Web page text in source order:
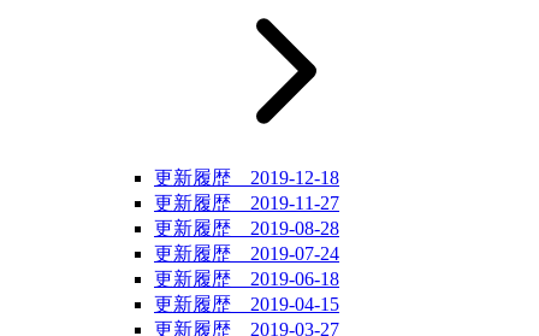
更新履歴 2019-12-18
更新履歴 2019-11-27
更新履歴 2019-08-28
更新履歴 2019-07-24
更新履歴 2019-06-18
更新履歴 2019-04-15
更新履歴 2019-03-27